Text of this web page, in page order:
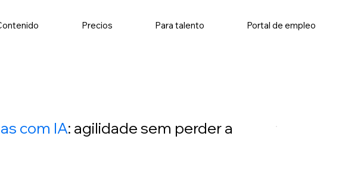
Precios Para talento Portal de empleo
com IA: agilidade sem perder a